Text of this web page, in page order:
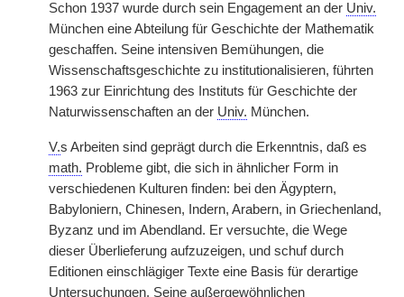
Schon 1937 wurde durch sein Engagement an der Univ.
München eine Abteilung für Geschichte der Mathematik
geschaffen. Seine intensiven Bemühungen, die
Wissenschaftsgeschichte zu institutionalisieren, führten
1963 zur Einrichtung des Instituts für Geschichte der
Naturwissenschaften an der Univ. München.
V.s Arbeiten sind geprägt durch die Erkenntnis, daß es
math. Probleme gibt, die sich in ähnlicher Form in
verschiedenen Kulturen finden: bei den Ägyptern,
Babyloniern, Chinesen, Indern, Arabern, in Griechenland,
Byzanz und im Abendland. Er versuchte, die Wege
dieser Überlieferung aufzuzeigen, und schuf durch
Editionen einschlägiger Texte eine Basis für derartige
Untersuchungen. Seine außergewöhnlichen